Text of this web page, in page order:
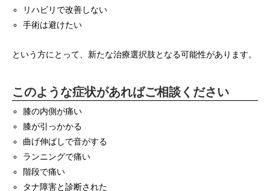
リハビリで改善しない
手術は避けたい
という方にとって、新たな治療選択肢となる可能性があります。
このような症状があればご相談ください
膝の内側が痛い
膝が引っかかる
曲げ伸ばしで音がする
ランニングで痛い
階段で痛い
タナ障害と診断された